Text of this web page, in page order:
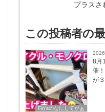
プラスさ
この投稿者の
Fin'sのなにしてがぁ
8月
催
が